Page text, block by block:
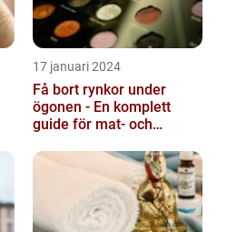
17 januari 2024
Få bort rynkor under
ögonen - En komplett
guide för mat- och